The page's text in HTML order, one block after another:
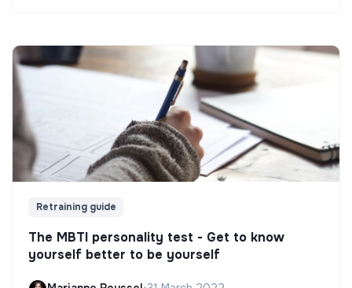
Retraining guide
The MBTI personality test - Get to know
yourself better to be yourself